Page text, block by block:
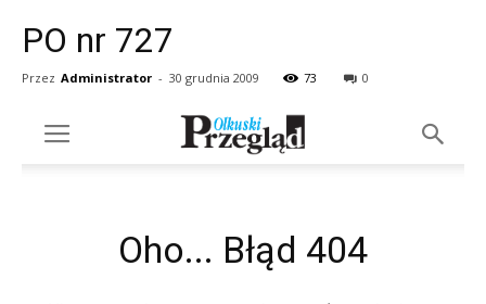
PO nr 727
Przez Administrator - 30 grudnia 2009 73 0